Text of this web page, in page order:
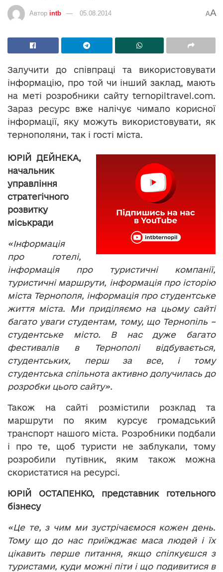
Автор intb 05.08.2014 AA
Залучити до співпраці та використовувати
інформацію, про той чи інший заклад, мають
на меті розробники сайту ternopiltravel.com.
Зараз ресурс вже налічує чимало корисної
інформації, яку можуть використовувати, як
тернополяни, так і гості міста.
ЮРІЙ ДЕЙНЕКА,
начальник
управління
стратегічного
розвитку
міськради
«Інформація
про готелі,
інформація про туристичні компанії,
туристичні маршрути, інформація про історію
міста Тернополя, інформація про студентське
життя міста. Ми приділяємо на цьому сайті
багато уваги студентам, тому, що Тернопіль –
студентське місто. В нас дуже багато
фестивалів в Тернополі відбувається,
студентських, перш за все, і тому
студентська спільнота активно долучилась до
розробки цього сайту».
Також на сайті розмістили розклад та
маршрути по яким курсує громадський
транспорт нашого міста. Розробники подбали
і про те, щоб туристи не заблукали, тому
розробили путівник, яким також можна
скористатися на ресурсі.
ЮРІЙ ОСТАПЕНКО, представник готельного
бізнесу
«Це те, з чим ми зустрічаємося кожен день.
Тому що до нас приїжджає маса людей і їх
цікавить перше питання, якщо спілкуєшся з
туристами, куди можні піти і що подивитися в